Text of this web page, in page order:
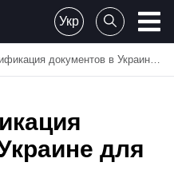
Укр
документов в Украине для моряков
для